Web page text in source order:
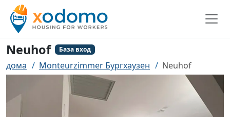
Neuhof База вход
дома Monteurzimmer Бургхаузен Neuhof